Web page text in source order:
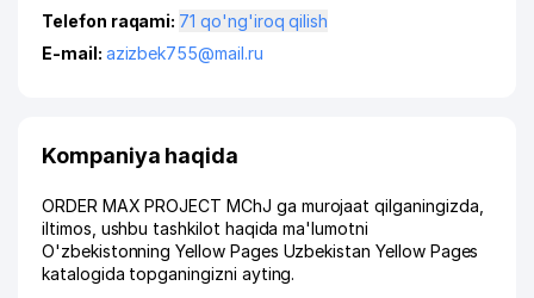
Telefon raqami:
71 qo'ng'iroq qilish
E-mail: azizbek755@mail.ru
Kompaniya haqida
ORDER MAX PROJECT MChJ ga murojaat qilganingizda,
iltimos, ushbu tashkilot haqida ma'lumotni
O'zbekistonning Yellow Pages Uzbekistan Yellow Pages
katalogida topganingizni ayting.